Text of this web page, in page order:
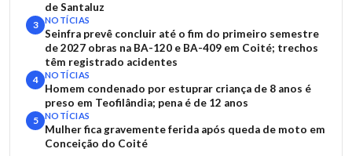
de Santaluz
3 NOTÍCIAS
Seinfra prevê concluir até o fim do primeiro semestre
de 2027 obras na BA-120 e BA-409 em Coité; trechos
têm registrado acidentes
4 NOTÍCIAS
Homem condenado por estuprar criança de 8 anos é
preso em Teofilândia; pena é de 12 anos
5 NOTÍCIAS
Mulher fica gravemente ferida após queda de moto em
Conceição do Coité